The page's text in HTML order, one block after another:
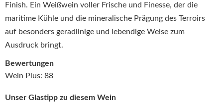
Finish. Ein Weißwein voller Frische und Finesse, der die
maritime Kühle und die mineralische Prägung des Terroirs
auf besonders geradlinige und lebendige Weise zum
Ausdruck bringt.
Bewertungen
Wein Plus: 88
Unser Glastipp zu diesem Wein